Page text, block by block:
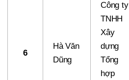
6
Hà Văn
Dũng
Công ty
TNHH
Xây
dựng
Tổng
hợp